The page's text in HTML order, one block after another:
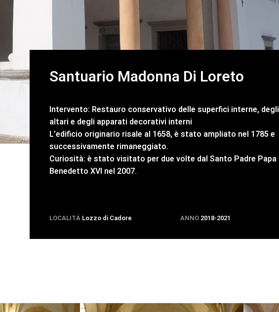
Santuario Madonna Di Loreto
Intervento: Restauro conservativo delle superfici interne, degli
altari e degli apparati decorativi interni
L’edificio originario risale al 1658, è stato ampliato nel 1785 e
successivamente rimaneggiato.
Curiosità: è stato visitato per due volte dal Santo Padre Papa
Benedetto XVI nel 2007.
LOCALITÀ Lozzo di Cadore ANNO 2018-2021